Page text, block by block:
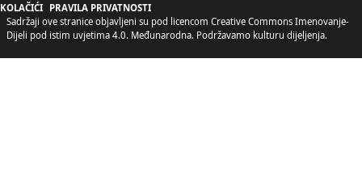
KOLAČIĆI PRAVILA PRIVATNOSTI
Sadržaji ove stranice objavljeni su pod licencom Creative Commons Imenovanje-
Dijeli pod istim uvjetima 4.0. Međunarodna. Podržavamo kulturu dijeljenja.